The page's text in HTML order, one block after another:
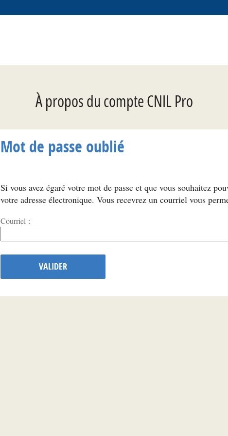
À propos du compte CNIL Pro
Mot de passe oublié
Si vous avez égaré votre mot de passe et que vous souhaitez
votre adresse électronique. Vous recevrez un courriel vous
Courriel :
VALIDER